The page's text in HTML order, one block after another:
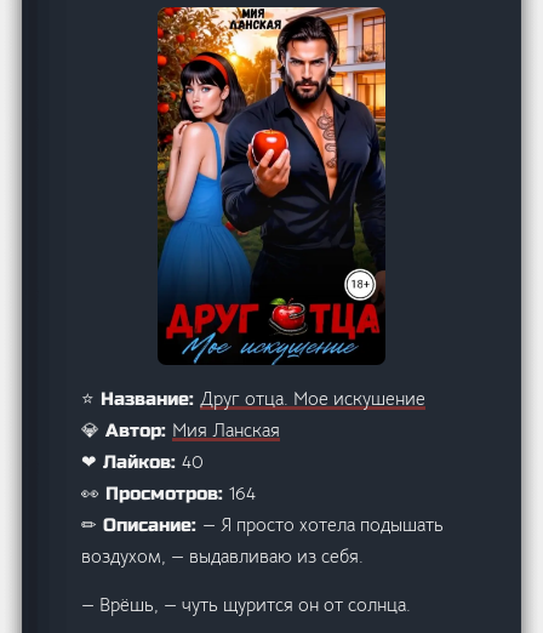
⭐ Название:Друг отца. Мое искушение
💎 Автор: Мия Ланская
❤ Лайков:40
👀 Просмотров:164
✏ Описание: — Я просто хотела подышать
воздухом, — выдавливаю из себя.
— Врёшь, — чуть щурится он от солнца.